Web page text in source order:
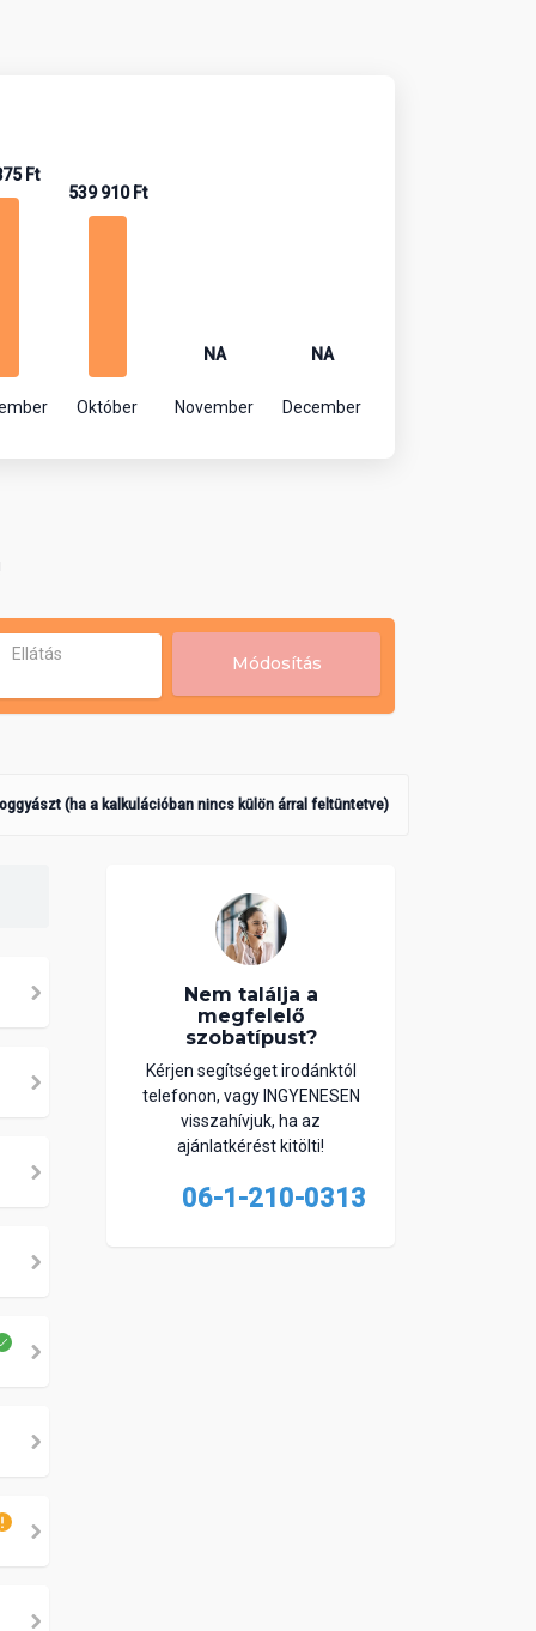
Ft
539 910 Ft
Október
NA
November
NA
December
Ellátás Módosítás
(ha a kalkulációban nincs külön árral feltüntetve)
Nem találja a
megfelelő
szobatípust?
Kérjen segítséget irodánktól
telefonon, vagy INGYENESEN
visszahívjuk, ha az
ajánlatkérést kitölti!
06-1-210-0313